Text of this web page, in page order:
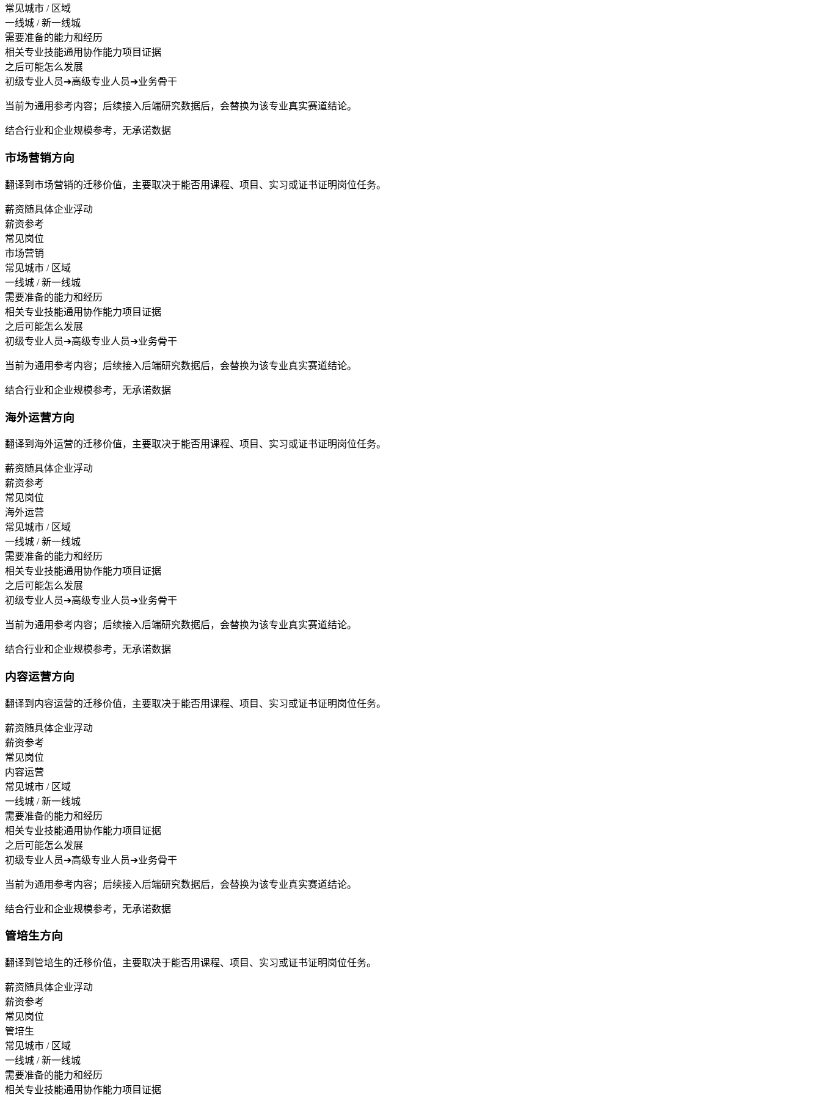
常见城市 / 区域
一线城 / 新一线城
需要准备的能力和经历
相关专业技能通用协作能力项目证据
之后可能怎么发展
初级专业人员➔高级专业人员➔业务骨干
当前为通用参考内容；后续接入后端研究数据后，会替换为该专业真实赛道结论。
结合行业和企业规模参考，无承诺数据
市场营销方向
翻译到市场营销的迁移价值，主要取决于能否用课程、项目、实习或证书证明岗位任务。
薪资随具体企业浮动
薪资参考
常见岗位
市场营销
常见城市 / 区域
一线城 / 新一线城
需要准备的能力和经历
相关专业技能通用协作能力项目证据
之后可能怎么发展
初级专业人员➔高级专业人员➔业务骨干
当前为通用参考内容；后续接入后端研究数据后，会替换为该专业真实赛道结论。
结合行业和企业规模参考，无承诺数据
海外运营方向
翻译到海外运营的迁移价值，主要取决于能否用课程、项目、实习或证书证明岗位任务。
薪资随具体企业浮动
薪资参考
常见岗位
海外运营
常见城市 / 区域
一线城 / 新一线城
需要准备的能力和经历
相关专业技能通用协作能力项目证据
之后可能怎么发展
初级专业人员➔高级专业人员➔业务骨干
当前为通用参考内容；后续接入后端研究数据后，会替换为该专业真实赛道结论。
结合行业和企业规模参考，无承诺数据
内容运营方向
翻译到内容运营的迁移价值，主要取决于能否用课程、项目、实习或证书证明岗位任务。
薪资随具体企业浮动
薪资参考
常见岗位
内容运营
常见城市 / 区域
一线城 / 新一线城
需要准备的能力和经历
相关专业技能通用协作能力项目证据
之后可能怎么发展
初级专业人员➔高级专业人员➔业务骨干
当前为通用参考内容；后续接入后端研究数据后，会替换为该专业真实赛道结论。
结合行业和企业规模参考，无承诺数据
管培生方向
翻译到管培生的迁移价值，主要取决于能否用课程、项目、实习或证书证明岗位任务。
薪资随具体企业浮动
薪资参考
常见岗位
管培生
常见城市 / 区域
一线城 / 新一线城
需要准备的能力和经历
相关专业技能通用协作能力项目证据